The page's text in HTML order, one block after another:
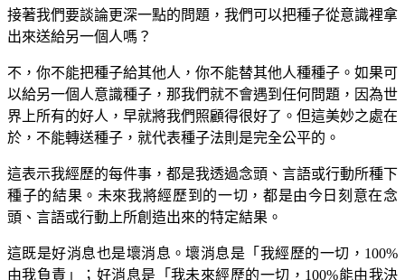
接著我們要談論更深一點的問題，我們可以把種子從意識裡拿
出來送給另一個人嗎？
不，你不能把種子給其他人，你不能替其他人種種子。如果可
以給另一個人意識種子，那我們就不會遇到任何問題，因為世
界上所有的好人，早就將我們照顧得很好了。但這美妙之處在
於，不能轉送種子，就代表種子法則是完全公平的。
這表示我經歷的每件事，都是我透過念頭、言語或行動所種下
種子的結果。未來我將經歷到的一切，都是由今日刻意在念
頭、言語或行動上所創造出來的特定結果。
這既是好消息也是壞消息。壞消息是「我經歷的一切，100%
由我負責」；好消息是「我未來經歷的一切，100%能由我決